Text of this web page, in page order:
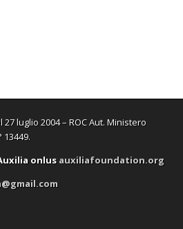
27 luglio 2004 – ROC Aut. Ministero
uxilia onlus auxiliafoundation.org